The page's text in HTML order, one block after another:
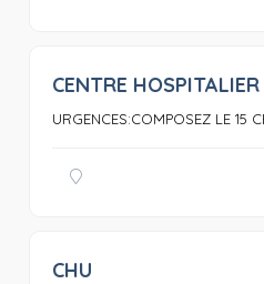
CENTRE HOSPITALIER
URGENCES:COMPOSEZ LE 15
CHU